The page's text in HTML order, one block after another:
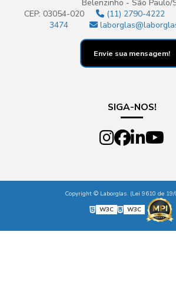
Belenzinho - São Paulo/
CEP: 03054-020
(11) 2790-4222
3474
Envie sua mensagem!
SIGA-NOS!
Copyright © Laborglas. (Lei 9610 de
W3C
W3C